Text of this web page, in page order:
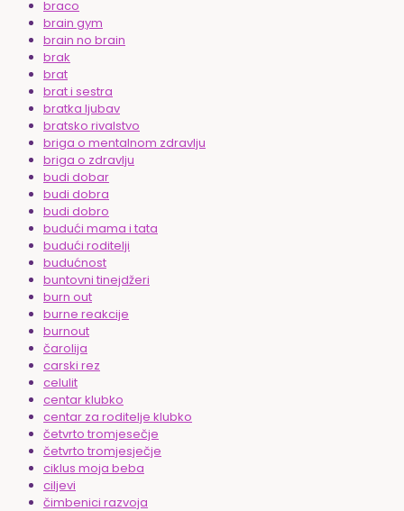
braco
brain gym
brain no brain
brak
brat
brat i sestra
bratka ljubav
bratsko rivalstvo
briga o mentalnom zdravlju
briga o zdravlju
budi dobar
budi dobra
budi dobro
budući mama i tata
budući roditelji
budućnost
buntovni tinejdžeri
burn out
burne reakcije
burnout
čarolija
carski rez
celulit
centar klubko
centar za roditelje klubko
četvrto tromjesečje
četvrto tromjesječje
ciklus moja beba
ciljevi
čimbenici razvoja